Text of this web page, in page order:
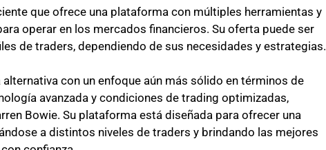
que ofrece una plataforma con múltiples herramientas y
operar en los mercados financieros. Su oferta puede ser
de traders, dependiendo de sus necesidades y estrategias.
con un enfoque aún más sólido en términos de
avanzada y condiciones de trading optimizadas,
Bowie. Su plataforma está diseñada para ofrecer una
a distintos niveles de traders y brindando las mejores